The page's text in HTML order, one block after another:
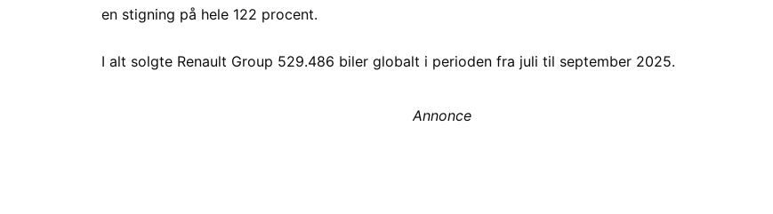
en stigning på hele 122 procent.
I alt solgte Renault Group 529.486 biler globalt i perioden fra juli til september 2025.
Annonce